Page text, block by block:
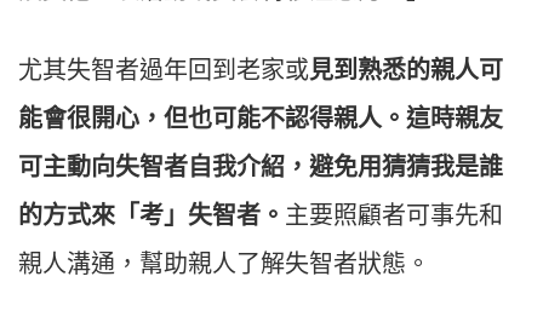
尤其失智者過年回到老家或見到熟悉的親人可
能會很開心，但也可能不認得親人。這時親友
可主動向失智者自我介紹，避免用猜猜我是誰
的方式來「考」失智者。 主要照顧者可事先和
親人溝通，幫助親人了解失智者狀態。